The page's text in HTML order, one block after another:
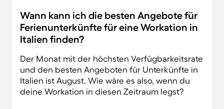
Wann kann ich die besten Angebote für
Ferienunterkünfte für eine Workation in
Italien finden?
Der Monat mit der höchsten Verfügbarkeitsrate
und den besten Angeboten für Unterkünfte in
Italien ist August. Wie wäre es also, wenn du
deine Workation in diesen Zeitraum legst?